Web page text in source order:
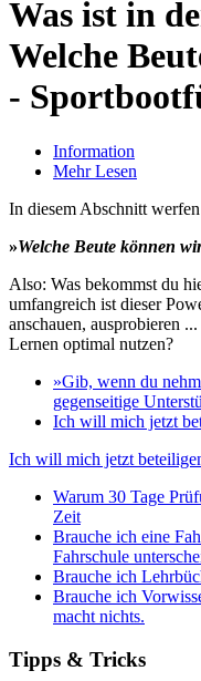
Was ist in
Welche
-
Information
Mehr Lesen
In diesem Abschnitt
»Welche Beute können
Also: Was bekommst du
umfangreich ist dieser
anschauen, ausprobieren
Lernen optimal nutzen?
»Gib, wenn du
gegenseitige
Ich will mich jetzt
Ich will mich jetzt
Warum 30 Tage
Zeit
Brauche ich eine
Fahrschule
Brauche ich
Brauche ich
macht nichts.
Tipps & Tricks